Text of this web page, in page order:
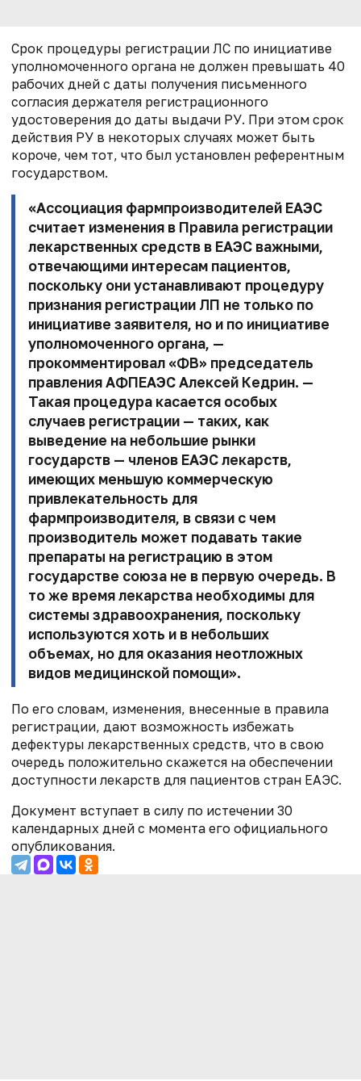
Срок процедуры регистрации ЛС по инициативе
уполномоченного органа не должен превышать 40
рабочих дней с даты получения письменного
согласия держателя регистрационного
удостоверения до даты выдачи РУ. При этом срок
действия РУ в некоторых случаях может быть
короче, чем тот, что был установлен референтным
государством.
«Ассоциация фармпроизводителей ЕАЭС
считает изменения в Правила регистрации
лекарственных средств в ЕАЭС важными,
отвечающими интересам пациентов,
поскольку они устанавливают процедуру
признания регистрации ЛП не только по
инициативе заявителя, но и по инициативе
уполномоченного органа, —
прокомментировал «ФВ» председатель
правления АФПЕАЭСАлексей Кедрин. —
Такая процедура касается особых
случаев регистрации — таких, как
выведение на небольшие рынки
государств — членов ЕАЭС лекарств,
имеющих меньшую коммерческую
привлекательность для
фармпроизводителя, в связи с чем
производитель может подавать такие
препараты на регистрацию в этом
государстве союза не в первую очередь. В
то же время лекарства необходимы для
системы здравоохранения, поскольку
используются хоть и в небольших
объемах, но для оказания неотложных
видов медицинской помощи».
По его словам, изменения, внесенные в правила
регистрации, дают возможность избежать
дефектуры лекарственных средств, что в свою
очередь положительно скажется на обеспечении
доступности лекарств для пациентов стран ЕАЭС.
Документ вступает в силу по истечении 30
календарных дней с момента его официального
опубликования.